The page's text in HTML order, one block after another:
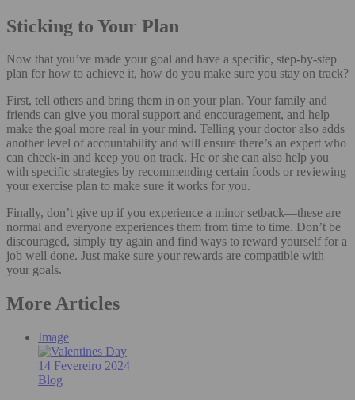
Sticking to Your Plan
Now that you’ve made your goal and have a specific, step-by-step
plan for how to achieve it, how do you make sure you stay on track?
First, tell others and bring them in on your plan. Your family and
friends can give you moral support and encouragement, and help
make the goal more real in your mind. Telling your doctor also adds
another level of accountability and will ensure there’s an expert who
can check-in and keep you on track. He or she can also help you
with specific strategies by recommending certain foods or reviewing
your exercise plan to make sure it works for you.
Finally, don’t give up if you experience a minor setback—these are
normal and everyone experiences them from time to time. Don’t be
discouraged, simply try again and find ways to reward yourself for a
job well done. Just make sure your rewards are compatible with
your goals.
More Articles
Image
14 Fevereiro 2024
Blog